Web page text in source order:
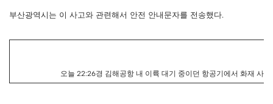
부산광역시는 이 사고와 관련해서 안전 안내문자를 전송했다.
오늘 22:26경 김해공항 내 이륙 대기 중이던 항공기에서 화재 사